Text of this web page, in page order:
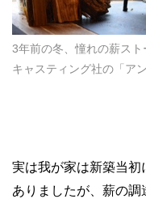
3年前の冬、憧れの薪ス
キャスティング社の「ア
実は我が家は新築当
ありましたが、薪の